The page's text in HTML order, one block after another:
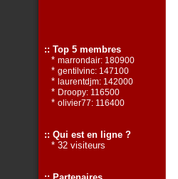
:: Top 5 membres
* marrondair: 180900
* gentilvinc: 147100
* laurentdjm: 142000
* Droopy: 116500
* olivier77: 116400
:: Qui est en ligne ?
* 32 visiteurs